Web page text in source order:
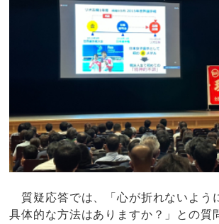
質疑応答では、「心が折れないよう
具体的な方法はありますか？」との質